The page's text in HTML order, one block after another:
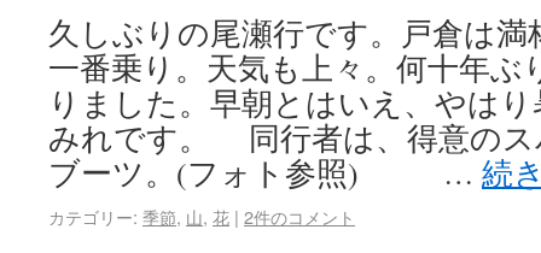
久しぶりの尾瀬行です。戸倉は満
一番乗り。天気も上々。何十年
りました。早朝とはいえ、やは
みれです。 同行者は、得意のス
ブーツ。(フォト参照) … 続
カテゴリー: 季節, 山, 花 | 2件のコメント